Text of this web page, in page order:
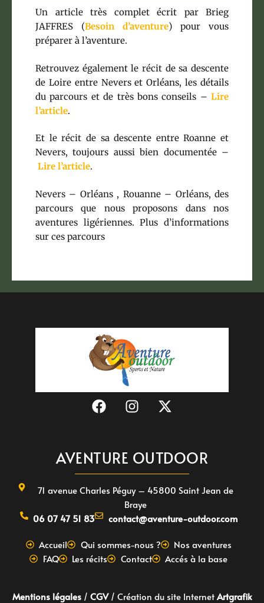
Un article très complet écrit par Brieg
JAFFRES (Besoin d’aventure) pour vous
préparer à l’aventure.
Retrouvez également le récit de sa descente
de Loire entre Nevers et Orléans, les détails
du parcours et de très bons conseils – Lire
l’article.
Et le récit de sa descente entre Roanne et
Nevers, toujours aussi bien documentée –
Lire l’article.
Nevers – Orléans , Rouanne – Orléans, des
parcours que nous proposons dans nos
aventures ligériennes. Plus d’informations
sur ces parcours
AVENTURE OUTDOOR
71 avenue Charles Péguy – 45800 Saint Jean de
Braye
06 07 47 51 83
contact@aventure-outdoor.com
Accueil Qui sommes-nous ?
Nos aventures
FAQ
Les récits Contact Accés à la base
Mentions légales/ CGV/ Création du site InternetArtgrafik